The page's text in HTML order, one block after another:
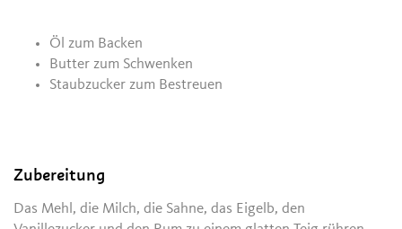
Öl zum Backen
Butter zum Schwenken
Staubzucker zum Bestreuen
Zubereitung
Das Mehl, die Milch, die Sahne, das Eigelb, den